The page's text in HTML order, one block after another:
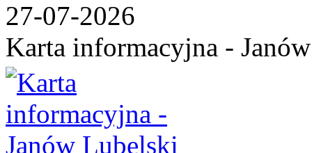
27-07-2026
Karta informacyjna -